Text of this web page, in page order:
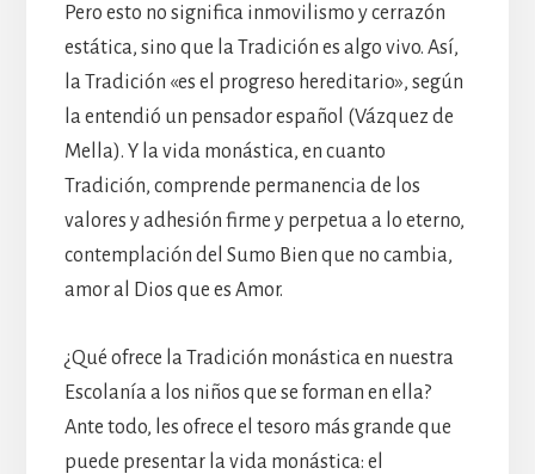
Pero esto no significa inmovilismo y cerrazón
estática, sino que la Tradición es algo vivo. Así,
la Tradición «es el progreso hereditario», según
la entendió un pensador español (Vázquez de
Mella). Y la vida monástica, en cuanto
Tradición, comprende permanencia de los
valores y adhesión firme y perpetua a lo eterno,
contemplación del Sumo Bien que no cambia,
amor al Dios que es Amor.
¿Qué ofrece la Tradición monástica en nuestra
Escolanía a los niños que se forman en ella?
Ante todo, les ofrece el tesoro más grande que
puede presentar la vida monástica: el